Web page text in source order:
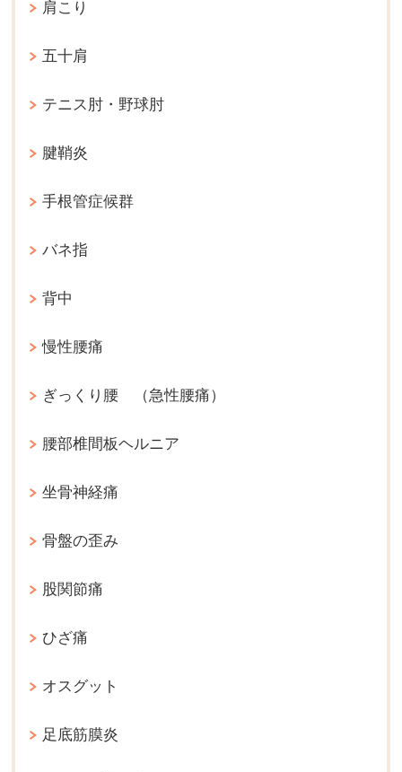
肩こり
五十肩
テニス肘・野球肘
腱鞘炎
手根管症候群
バネ指
背中
慢性腰痛
ぎっくり腰 （急性腰痛）
腰部椎間板ヘルニア
坐骨神経痛
骨盤の歪み
股関節痛
ひざ痛
オスグット
足底筋膜炎